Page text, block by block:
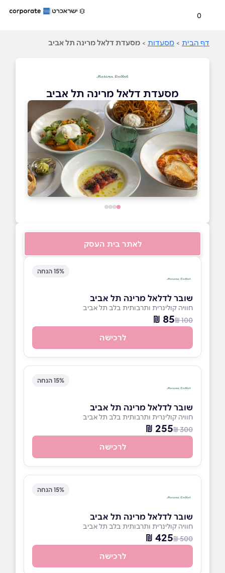
0
דף הבית > מסעדות > מסעדת דלאל מרינה תל אביב
מסעדת דלאל מרינה תל אביב
לאתר בית העסק
15% הנחה
שובר לדלאל מרינה תל אביב
חוויה קולינרית ותרבותית בלב תל אביב
100 ₪
85 ₪
לרכישה
15% הנחה
שובר לדלאל מרינה תל אביב
חוויה קולינרית ותרבותית בלב תל אביב
300 ₪
255 ₪
לרכישה
15% הנחה
שובר לדלאל מרינה תל אביב
חוויה קולינרית ותרבותית בלב תל אביב
500 ₪
425 ₪
לרכישה